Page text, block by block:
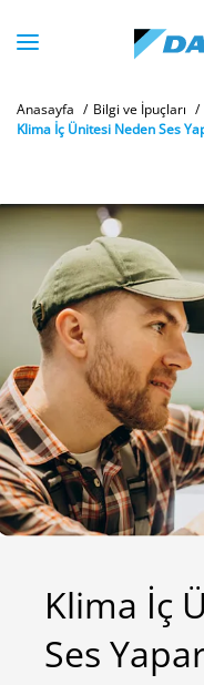
Anasayfa
Bilgi ve İpuçları
Klima İç Ünitesi Neden Ses
Klima İç
Ses